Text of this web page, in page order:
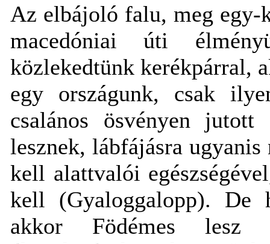
Az elbájoló falu, meg egy-
macedóniai úti
közlekedtünk kerékpárral,
egy országunk, csak
csalános ösvényen
lesznek, lábfájásra
kell alattvalói
kell (Gyaloggalopp). De
akkor Födémes lesz